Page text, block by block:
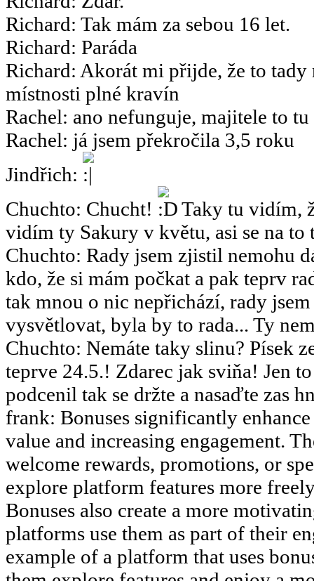
Richard: Tak mám za sebou 16 let.
Richard: Paráda
Richard: Akorát mi přijde, že to tady
místnosti plné kravín
Rachel: ano nefunguje, majitele to
Rachel: já jsem překročila 3,5 roku
Jindřich:
Chuchto: Chucht!
Taky tu vidím,
vidím ty Sakury v květu, asi se na to
Chuchto: Rady jsem zjistil nemohu
kdo, že si mám počkat a pak teprv
tak mnou o nic nepřichází, rady
vysvětlovat, byla by to rada... Ty
Chuchto: Nemáte taky slinu? Písek
teprve 24.5.! Zdarec jak sviňa! Jen
podcenil tak se držte a nasaďte zas
frank: Bonuses significantly
value and increasing engagement.
welcome rewards, promotions, or
explore platform features more
Bonuses also create a more
platforms use them as part of their
example of a platform that uses